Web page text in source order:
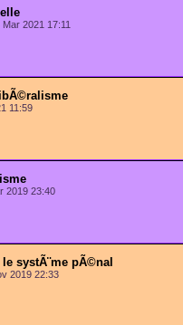
Mar 2021 17:11
11:59
2019 23:40
systÃ¨me pÃ©nal
2019 22:33